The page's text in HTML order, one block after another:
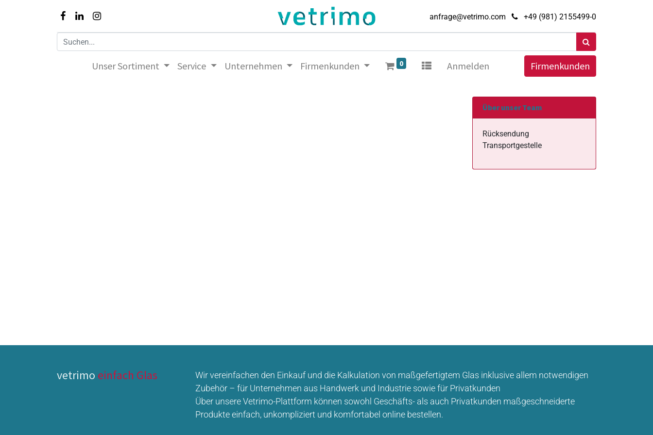
anfrage@vetrimo.com +49 (981) 2155499-0
Unser Sortiment Service Unternehmen Firmenkunden 0 Anmelden Firmenkunden
Über unser Team
Rücksendung
Transportgestelle
vetrimo einfach Glas
Wir vereinfachen den Einkauf und die Kalkulation von maßgefertigtem Glas inklusive allem notwendigen
Zubehör – für Unternehmen aus Handwerk und Industrie sowie für Privatkunden
Über unsere Vetrimo-Plattform können sowohl Geschäfts- als auch Privatkunden maßgeschneiderte
Produkte einfach, unkompliziert und komfortabel online bestellen.